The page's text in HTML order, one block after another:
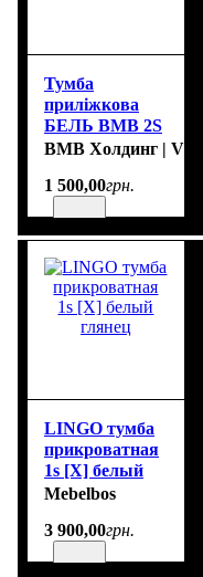
Тумба
приліжкова
БЕЛЬ ВМВ 2S
ВМВ Холдинг |
1 500,00грн.
LINGO тумба
прикроватная
1s [X] белый
глянец
Mebelbos
3 900,00грн.